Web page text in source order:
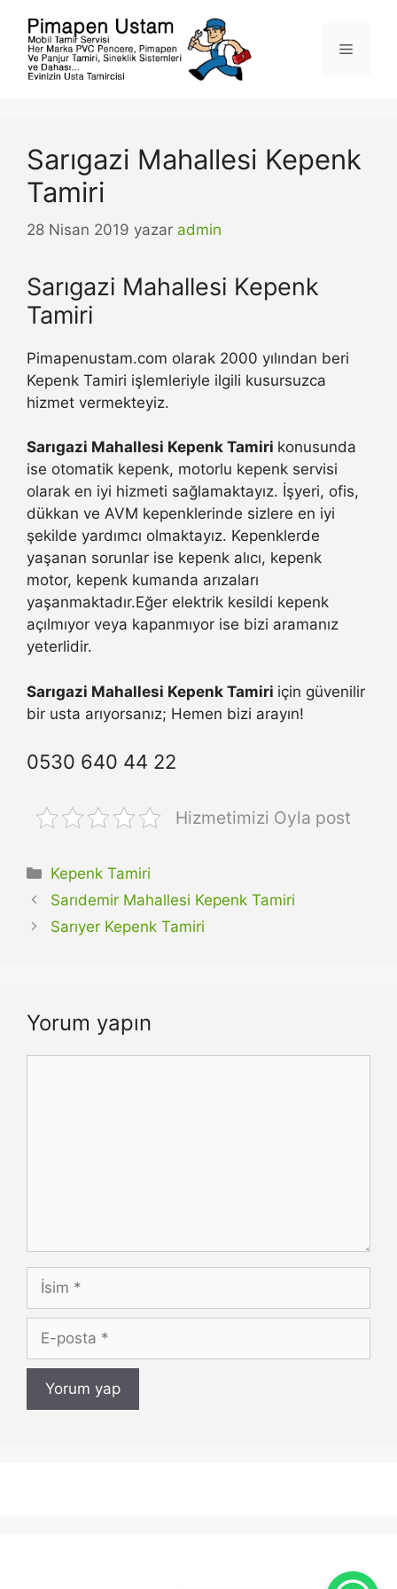
Menü
Sarıgazi Mahallesi Kepenk
Tamiri
28 Nisan 2019 yazar admin
Sarıgazi Mahallesi Kepenk
Tamiri
Pimapenustam.com olarak 2000 yılından beri
Kepenk Tamiri işlemleriyle ilgili kusursuzca
hizmet vermekteyiz.
Sarıgazi Mahallesi Kepenk Tamiri konusunda
ise otomatik kepenk, motorlu kepenk servisi
olarak en iyi hizmeti sağlamaktayız. İşyeri, ofis,
dükkan ve AVM kepenklerinde sizlere en iyi
şekilde yardımcı olmaktayız. Kepenklerde
yaşanan sorunlar ise kepenk alıcı, kepenk
motor, kepenk kumanda arızaları
yaşanmaktadır.Eğer elektrik kesildi kepenk
açılmıyor veya kapanmıyor ise bizi aramanız
yeterlidir.
Sarıgazi Mahallesi Kepenk Tamiri için güvenilir
bir usta arıyorsanız; Hemen bizi arayın!
0530 640 44 22
Hizmetimizi Oyla post
Kategoriler
Kepenk Tamiri
Sarıdemir Mahallesi Kepenk Tamiri
Sarıyer Kepenk Tamiri
Yorum yapın
İsim
posta